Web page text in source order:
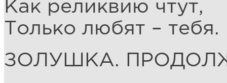
Как реликвию чтут,
Только любят – тебя.
ЗОЛУШКА.